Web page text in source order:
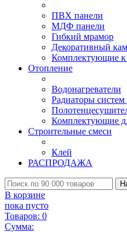
ПВХ панели
МДФ панели
Гибкий мрамор
Декоративный
Комплектующие к
Отопление
Водонагреватели
Радиаторы систем
Комплектующие
Строительные смеси
Клей
РАСПРОДАЖА
В корзине
пока пусто
Товаров: 0
Сумма: